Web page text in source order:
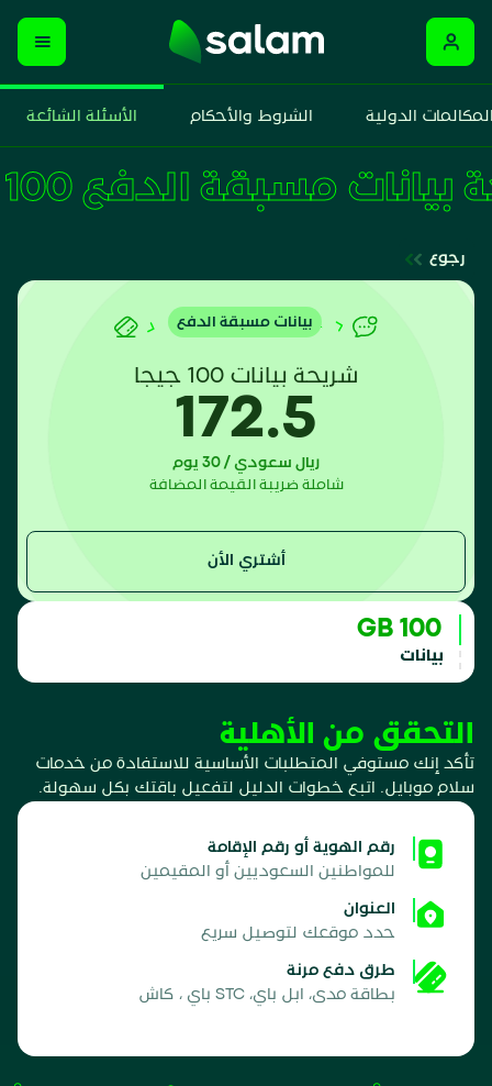
الدولية الشروط والأحكام الأسئلة الشائعة
شريحة بيانات مسبقة الدفع 100
رجوع
بيانات مسبقة الدفع
شريحة بيانات 100 جيجا
172.5
ريال سعودي / 30 يوم
شاملة ضريبة القيمة المضافة
أشتري الأن
100 GB
بيانات
التحقق من الأهلية
تأكد إنك مستوفي المتطلبات الأساسية للاستفادة من خدمات
سلام موبايل. اتبع خطوات الدليل لتفعيل باقتك بكل سهولة.
رقم الهوية أو رقم الإقامة
للمواطنين السعوديين أو المقيمين
العنوان
حدد موقعك لتوصيل سريع
طرق دفع مرنة
بطاقة مدى، ابل باي، STC باي ، كاش